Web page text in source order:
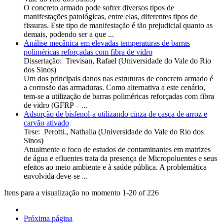
O concreto armado pode sofrer diversos tipos de
manifestações patológicas, entre elas, diferentes tipos de
fissuras. Este tipo de manifestação é tão prejudicial quanto as
demais, podendo ser a que ...
Análise mecânica em elevadas temperaturas de barras
poliméricas reforçadas com fibra de vidro
Dissertação: Trevisan, Rafael (Universidade do Vale do Rio
dos Sinos)
Um dos principais danos nas estruturas de concreto armado é
a corrosão das armaduras. Como alternativa a este cenário,
tem-se a utilização de barras poliméricas reforçadas com fibra
de vidro (GFRP – ...
Adsorção de bisfenol-a utilizando cinza de casca de arroz e
carvão ativado
Tese: Perotti., Nathalia (Universidade do Vale do Rio dos
Sinos)
Atualmente o foco de estudos de contaminantes em matrizes
de água e efluentes trata da presença de Micropoluentes e seus
efeitos ao meio ambiente e à saúde pública. A problemática
envolvida deve-se ...
Itens para a visualização no momento 1-20 of 226
Próxima página